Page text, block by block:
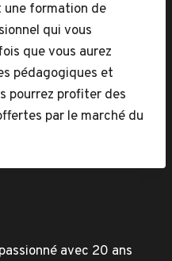
une formation de
qui vous
que vous aurez
pédagogiques et
pourrez profiter des
par le marché du
avec 20 ans